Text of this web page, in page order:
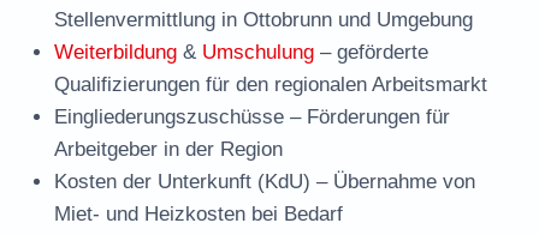
Stellenvermittlung in Ottobrunn und Umgebung
Weiterbildung & Umschulung – geförderte
Qualifizierungen für den regionalen Arbeitsmarkt
Eingliederungszuschüsse – Förderungen für
Arbeitgeber in der Region
Kosten der Unterkunft (KdU) – Übernahme von
Miet- und Heizkosten bei Bedarf